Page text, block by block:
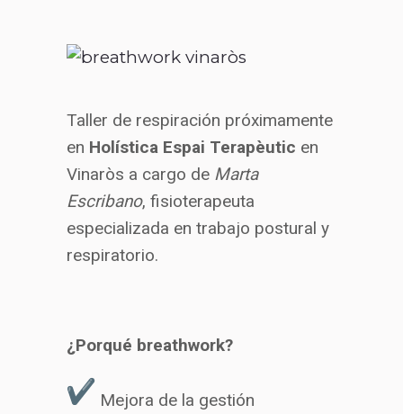
Taller de respiración próximamente
en Holística Espai Terapèutic en
Vinaròs a cargo de Marta
Escribano, fisioterapeuta
especializada en trabajo postural y
respiratorio.
¿Porqué breathwork?
Mejora de la gestión